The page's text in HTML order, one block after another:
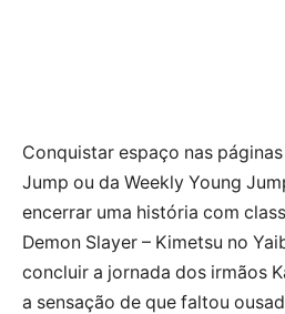
Conquistar espaço nas
Jump ou da Weekly Young
encerrar uma história com
Demon Slayer – Kimetsu no
concluir a jornada dos irmãos
a sensação de que faltou